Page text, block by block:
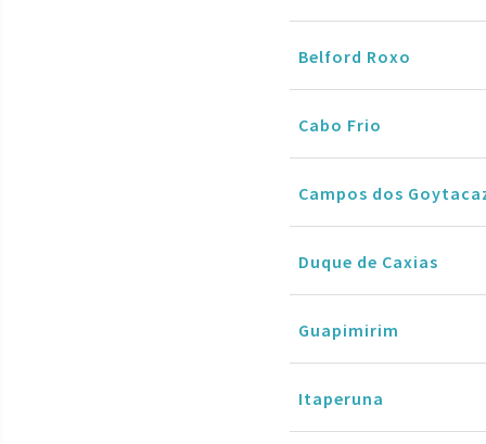
Belford Roxo
Cabo Frio
Campos dos
Duque de Caxias
Guapimirim
Itaperuna